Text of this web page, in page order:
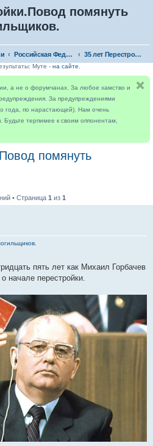
помянуть
Российская Федерация 35 лет Перестройки.Повод помянуть могильщиков.
Муте - на сайте
а не о форумчанах. За любое хамство и
За предупреждениями
года, по нарастающей). Нам очень
Будьте терпимее к своим оппонентам,
помянуть
• Страница 1 из 1
пять лет как Михаил Горбачев
начале перестройки.